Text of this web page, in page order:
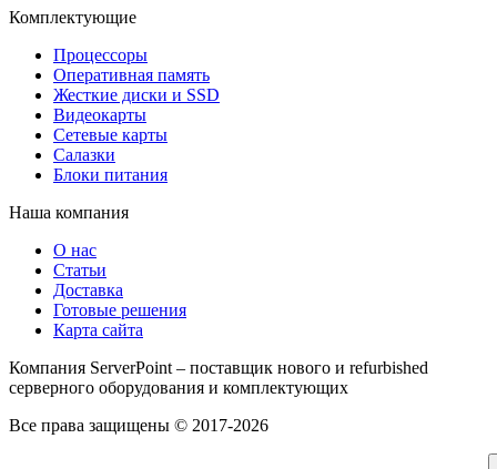
Комплектующие
Процессоры
Оперативная память
Жесткие диски и SSD
Видеокарты
Сетевые карты
Салазки
Блоки питания
Наша компания
О нас
Статьи
Доставка
Готовые решения
Карта сайта
Компания ServerPoint – поставщик нового и refurbished
серверного оборудования и комплектующих
Все права защищены © 2017-2026